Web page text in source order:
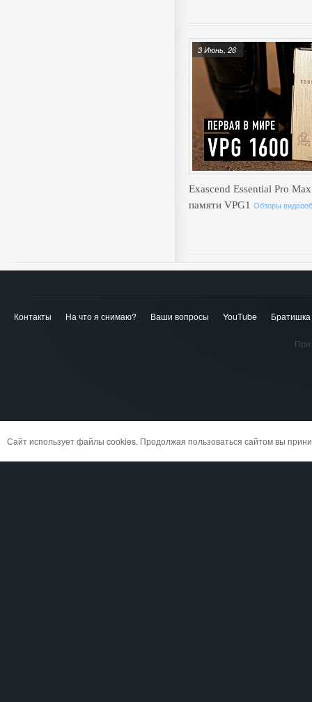
Exascend Essential Pro
памяти VPG1 Обзоры
3 Июнь, 26
Контакты На что я снимаю? Ваши вопросы YouTube
При
Сайт использует файлы cookies. Продолжая пользоваться сайтом вы